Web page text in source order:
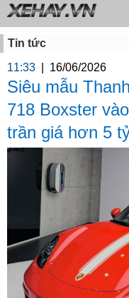
Tin tức
11:33
16/06/2026
Siêu mẫu
718 Boxster
trần giá hơn 5